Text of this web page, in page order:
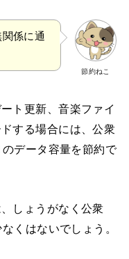
節約ねこ
係に通
ト更新、音楽ファイ
する場合には、公衆
データ容量を節約で
しょうがなく公衆
くはないでしょう。